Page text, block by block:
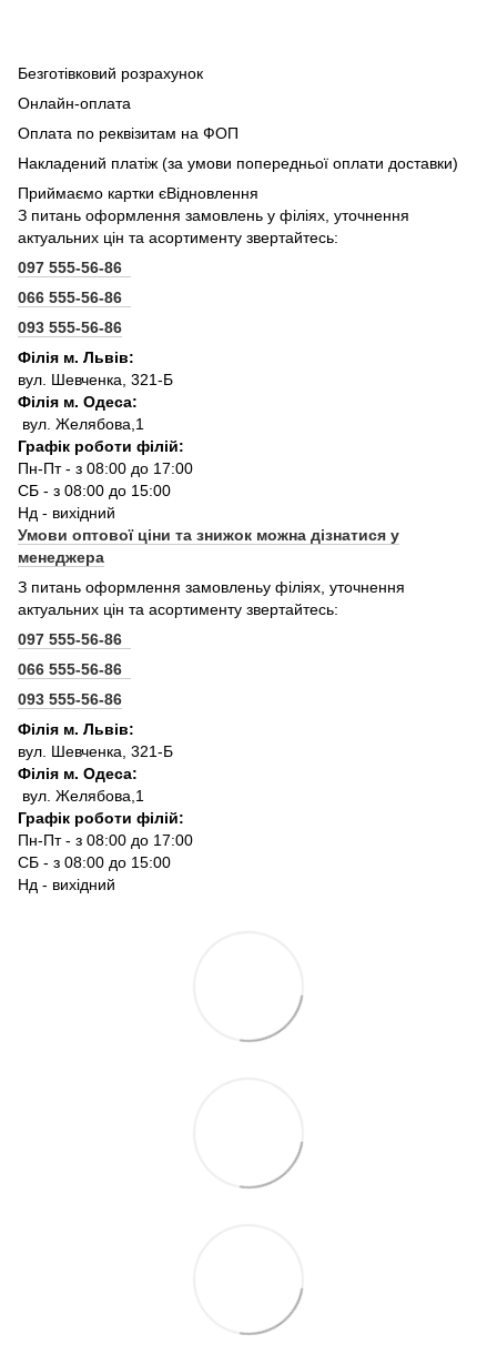
Безготівковий розрахунок
Онлайн-оплата
Оплата по реквізитам на ФОП
Накладений платіж (за умови попередньої оплати доставки)
Приймаємо картки єВідновлення
З питань оформлення замовлень у філіях, уточнення
актуальних цін та асортименту звертайтесь:
097 555-56-86
066 555-56-86
093 555-56-86
Філія м. Львів:
вул. Шевченка, 321-Б
Філія м. Одеса:
вул. Желябова,1
Графік роботи філій:
Пн-Пт - з 08:00 до 17:00
СБ - з 08:00 до 15:00
Нд - вихідний
Умови оптової ціни та знижок можна дізнатися у
менеджера
З питань оформлення замовленьу філіях, уточнення
актуальних цін та асортименту звертайтесь:
097 555-56-86
066 555-56-86
093 555-56-86
Філія м. Львів:
вул. Шевченка, 321-Б
Філія м. Одеса:
вул. Желябова,1
Графік роботи філій:
Пн-Пт - з 08:00 до 17:00
СБ - з 08:00 до 15:00
Нд - вихідний